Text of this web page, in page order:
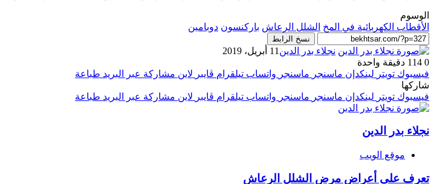
الوسوم
الأقطاب الكهربائية في المخ الشلل الرعاش باركنسون دوبامين
نسخ الرابط
نجلاء بدر الدين 11 أبريل، 2019
0
دقيقة واحدة
فيسبوك تويتر لينكدإن ماسنجر ماسنجر واتساب تيلقرام ڤايبر لاين مشاركة عبر البريد طباعة
شاركها
فيسبوك تويتر لينكدإن ماسنجر ماسنجر واتساب تيلقرام ڤايبر لاين مشاركة عبر البريد طباعة
نجلاء بدر الدين
موقع الويب
تعرف على أعراض مرض الشلل الرعاش